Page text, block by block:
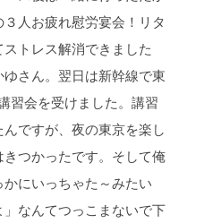
人お疲れ慰労宴会！リタ
トレス解消できました
さん。翌日は新幹線で東
習会を受けました。講習
ですが、夜の東京を楽し
つかったです。そして俺
にいっちゃた～みたい
なんてつっこまないで下